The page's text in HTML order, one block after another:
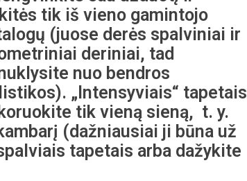
tik iš vieno gamintojo
(juose derės spalviniai ir
deriniai, tad
nuo bendros
„Intensyviais“ tapetais
tik vieną sieną, t. y.
(dažniausiai ji būna už
tapetais arba dažykite